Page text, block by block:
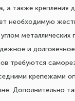
также крепления
необходимую
и
требуются
крепежами
Дополнительно